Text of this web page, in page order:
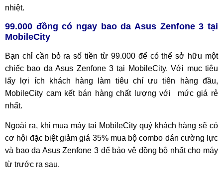
nhiệt.
99.000 đồng có ngay bao da Asus Zenfone 3 tại
MobileCity
Bạn chỉ cần bỏ ra số tiền từ 99.000 để có thể sở hữu một
chiếc bao da Asus Zenfone 3 tại MobileCity. Với mục tiêu
lấy lợi ích khách hàng làm tiêu chí ưu tiên hàng đầu,
MobileCity cam kết bán hàng chất lượng với mức giá rẻ
nhất.
Ngoài ra, khi mua máy tại MobileCity quý khách hàng sẽ có
cơ hội đặc biệt giảm giá 35% mua bộ combo dán cường lực
và bao da Asus Zenfone 3 để bảo vệ đồng bộ nhất cho máy
từ trước ra sau.